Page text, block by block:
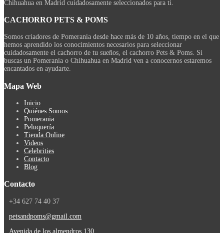
Chihuahua en Madrid cuidadosamente seleccionados para ti.
CACHORRO PETS & POMS
Somos criadores de Pomerania desde hace más de 10 años, tiempo en el que
hemos aprendido los conocimientos necesarios para seleccionar
cuidadosamente el cachorro de tu sueños, el cachorro Pets & Poms. Si
buscas un Pomerania o Chihuahua en Madrid ven a conocernos estaremos
encantados en ayudarte.
Mapa Web
Inicio
Quiénes Somos
Pomerania
Peluquería
Tienda Online
Videos
Celebrities
Contacto
Blog
Contacto
+34 627 74 40 37
petsandpoms@gmail.com
Avenida de los almendros 130